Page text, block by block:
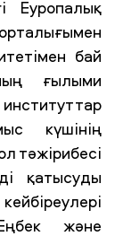
Еуропалық
бай
ғылыми
күшінің
тәжірибесі
қатысуды
және